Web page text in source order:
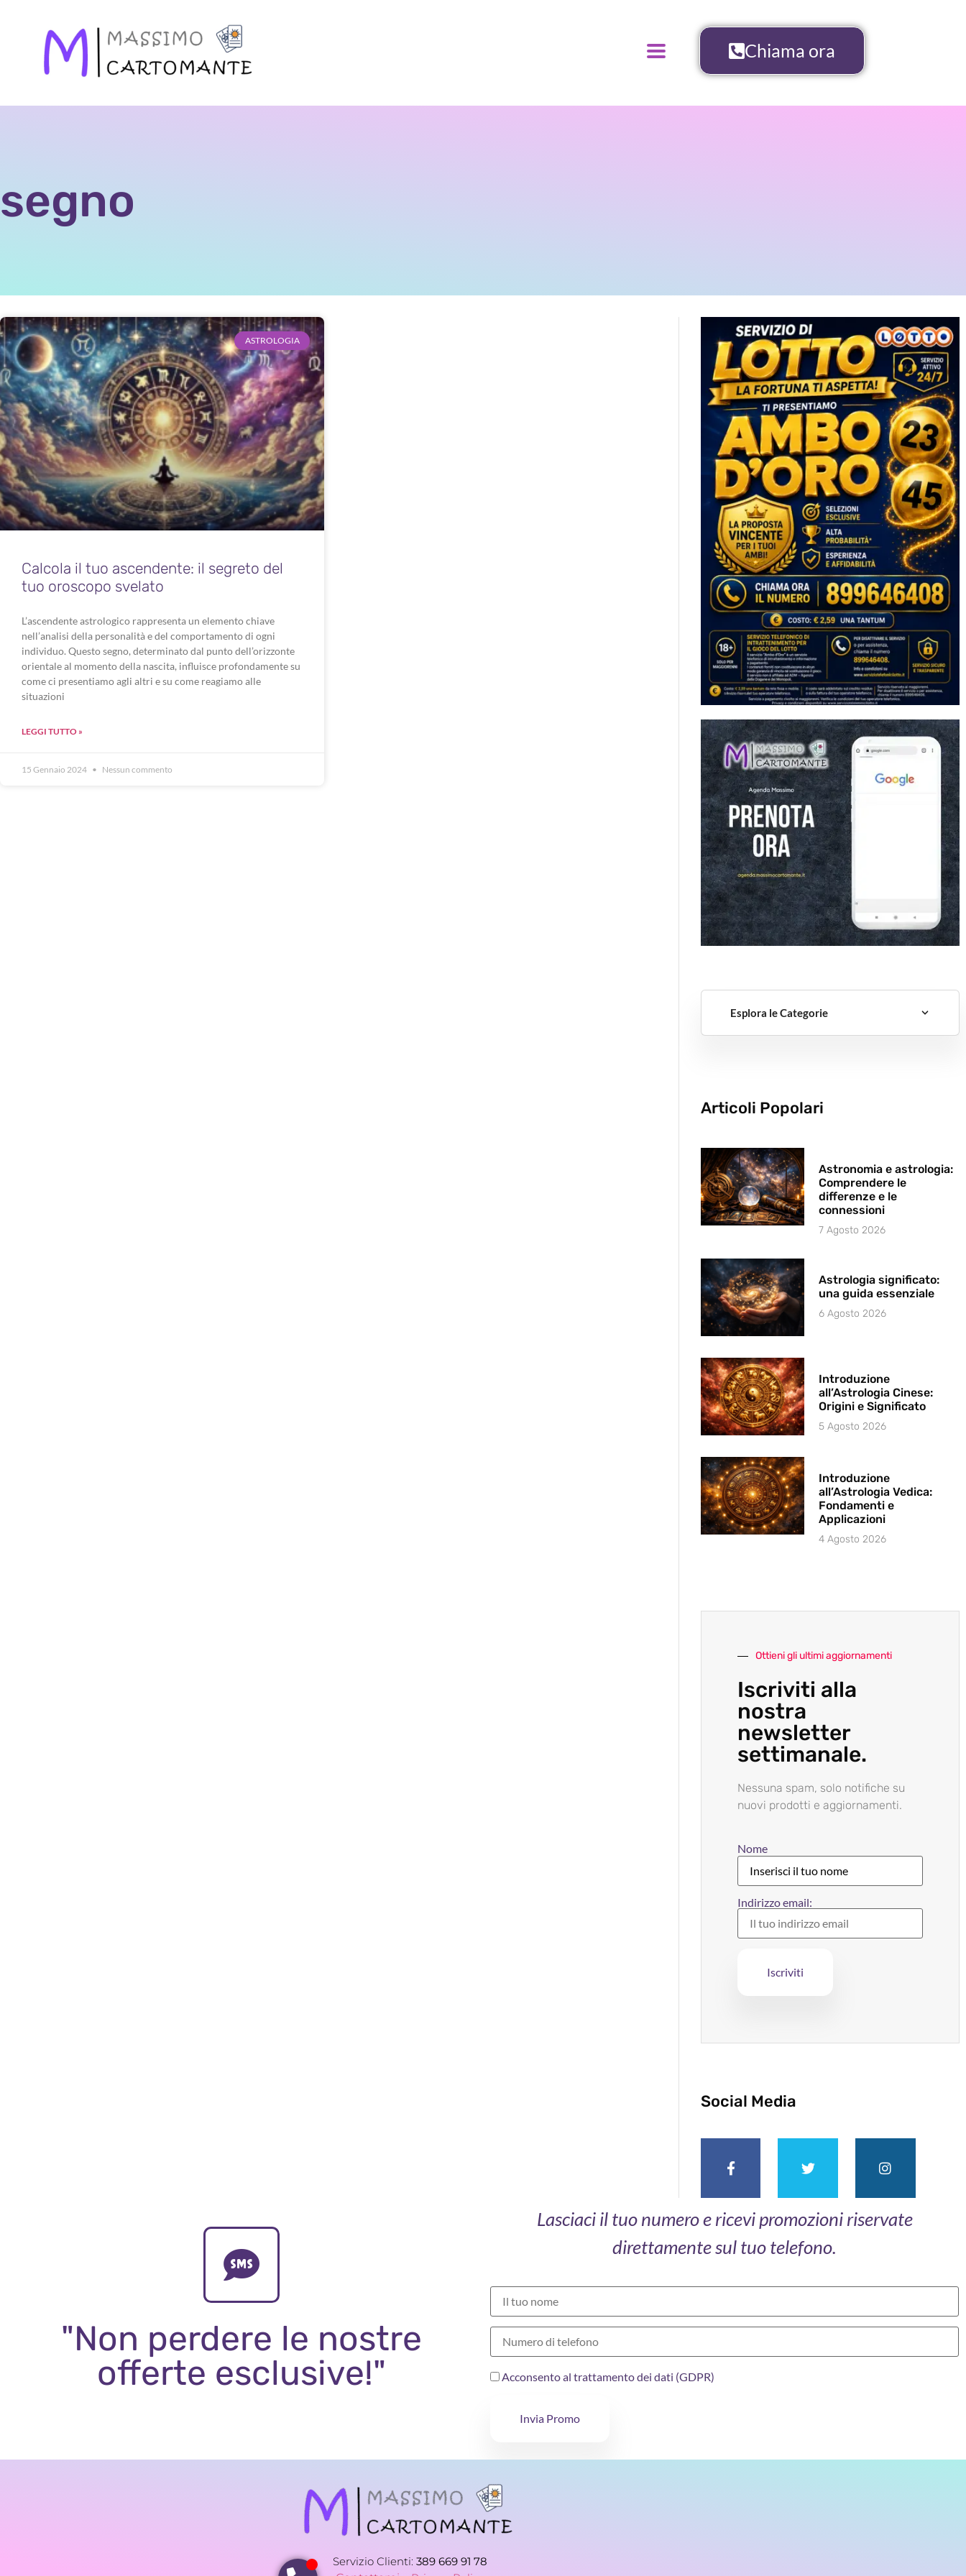
Chiama ora
segno
ASTROLOGIA
Calcola il tuo ascendente: il segreto del
tuo oroscopo svelato
L’ascendente astrologico rappresenta un elemento chiave
nell’analisi della personalità e del comportamento di ogni
individuo. Questo segno, determinato dal punto dell’orizzonte
orientale al momento della nascita, influisce profondamente su
come ci presentiamo agli altri e su come reagiamo alle
situazioni
LEGGI TUTTO »
15 Gennaio 2024 Nessun commento
Esplora le Categorie
Articoli Popolari
Astronomia e astrologia:
Comprendere le
differenze e le
connessioni
7 Agosto 2026
Astrologia significato:
una guida essenziale
6 Agosto 2026
Introduzione
all’Astrologia Cinese:
Origini e Significato
5 Agosto 2026
Introduzione
all’Astrologia Vedica:
Fondamenti e
Applicazioni
4 Agosto 2026
Ottieni gli ultimi aggiornamenti
Iscriviti alla
nostra
newsletter
settimanale.
Nessuna spam, solo notifiche su
nuovi prodotti e aggiornamenti.
Nome
Indirizzo email:
Social Media
"Non perdere le nostre
offerte esclusive!"
Lasciaci il tuo numero e ricevi promozioni riservate
direttamente sul tuo telefono.
Acconsento al trattamento dei dati (GDPR)
Invia Promo
Servizio Clienti: 389 669 91 78